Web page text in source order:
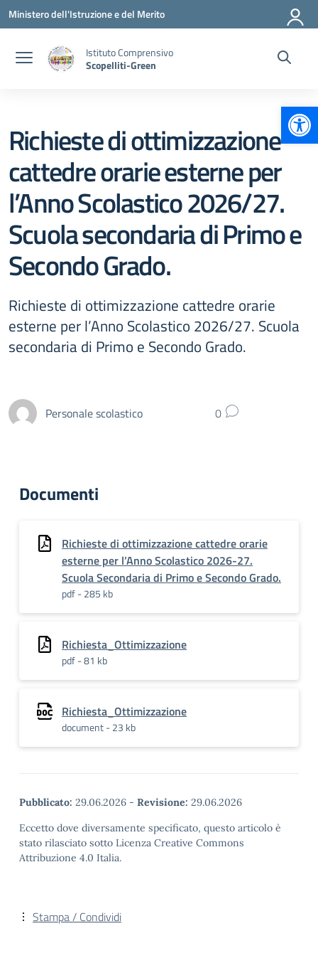
Vai ai contenuti
Vai al menu di navigazione
Vai al footer
Ministero dell'Istruzione e del Merito
Istituto Comprensivo
Scopelliti-Green
Richieste di ottimizzazione
cattedre orarie esterne per
l’Anno Scolastico 2026/27.
Scuola secondaria di Primo e
Secondo Grado.
Richieste di ottimizzazione cattedre orarie
esterne per l’Anno Scolastico 2026/27. Scuola
secondaria di Primo e Secondo Grado.
Personale scolastico 0
Documenti
Richieste di ottimizzazione cattedre orarie
esterne per l’Anno Scolastico 2026-27.
Scuola Secondaria di Primo e Secondo Grado.
pdf - 285 kb
Richiesta_Ottimizzazione
pdf - 81 kb
Richiesta_Ottimizzazione
document - 23 kb
Pubblicato: 29.06.2026 - Revisione: 29.06.2026
Eccetto dove diversamente specificato, questo articolo è
stato rilasciato sotto Licenza Creative Commons
Attribuzione 4.0 Italia.
Stampa / Condividi